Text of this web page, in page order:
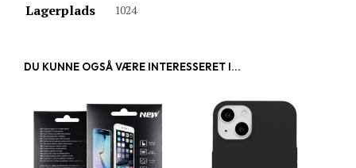
Lagerplads 1024
DU KUNNE OGSÅ VÆRE INTERESSERET I...